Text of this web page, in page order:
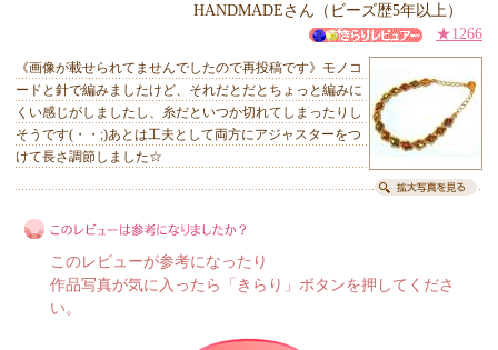
HANDMADEさん（ビーズ歴5年以上）
★1266
《画像が載せられてませんでしたので再投稿です》モノコ
ードと針で編みましたけど、それだとだとちょっと編みに
くい感じがしましたし、糸だといつか切れてしまったりし
そうです(・・;)あとは工夫として両方にアジャスターをつ
けて長さ調節しました☆
このレビューが参考になったり
作品写真が気に入ったら「きらり」ボタンを押してくださ
い。